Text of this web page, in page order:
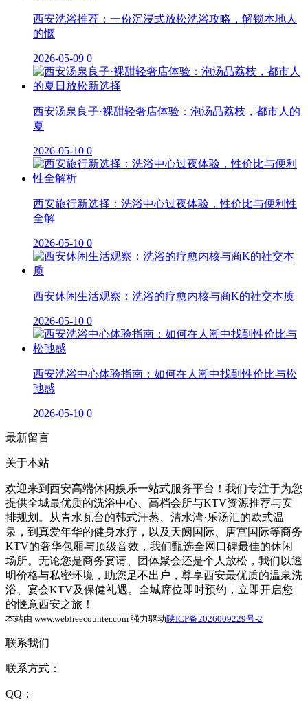
西安洗浴推荐：一份沉浸式放松洗浴攻略，解锁本地人
的惬
2026-05-09 0
西安汤泉良子·裸甜轻奢店体验：泡汤品荔枝，都市人的
夏
2026-05-10 0
西安旅行新选择：洗浴中心过夜体验，性价比与便利性
全解
2026-05-10 0
西安休闲生活观察：洗浴的疗愈内核与商K的社交本质
2026-05-10 0
西安洗浴中心体验指南：如何在人潮中找到性价比与松
弛感
2026-05-10 0
最新留言
关于本站
欢迎来到西安高端休闲娱乐一站式服务平台！我们专注于为您
提供全城最优质的洗浴中心、高档会所与KTV资源推荐与安
排规划。从青水瓦台的韩式汗蒸、清水湾·乐汤汇的欧式温
泉，到真爱年华的健身水疗，以及天阙国际、唐宫国际等商务
KTV的奢华包厢与顶级音效，我们甄选全网口碑最佳的休闲
场所。无论您是商务宴请、团体聚会还是个人放松，我们以透
明价格与私密环境，助您足不出户，尊享西安最优质的温泉洗
浴、宴会KTV及保健礼遇。全城席位即时预约，立即开启您
的惬意西安之旅！
本站由 www.webfreecounter.com 强力驱动陕ICP备2026009229号-2
联系我们
联系方式：
QQ：